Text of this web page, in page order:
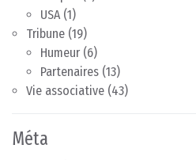
USA(1)
Tribune (19)
Humeur (6)
Partenaires (13)
Vie associative (43)
Méta